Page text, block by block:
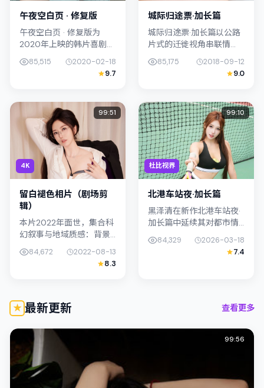
午夜空白页 · 修复版
午夜空白页 · 修复版为
2020年上映的韩片喜剧作
品，由刁亦男执导。影片
以真实细腻的笔触描写普
通人处境，梁朝伟与金惠
节层层...
85,515
2020-02-18
9.7
城际归途票·加长篇
城际归途票·加长篇以公路
片式的迁徙视角串联情
节，类型标签为悬疑。北
野武强调纪实气质与留白
美学，梁朝伟的表演在外
在查找日本（...
85,175
2018-09-12
9.0
4K
99:51
留白褪色相片（剧场剪
辑）
本片2022年面世，集合科
幻叙事与地域质感：背景
设定与日本（大阪）的文
化肌理相呼应。导演岩井
俊二善用光影与声场塑造
84,672
2022-08-13
8.3
杜比视界
99:10
北港车站夜·加长篇
黑泽清在新作北港车站夜·
加长篇中延续其对都市情
绪的敏锐捕捉；故事扎根
于日本（北海道）的日常
空间，类型定位为科幻。
84,329
2026-03-18
7.4
最新更新 查看更多
99:56